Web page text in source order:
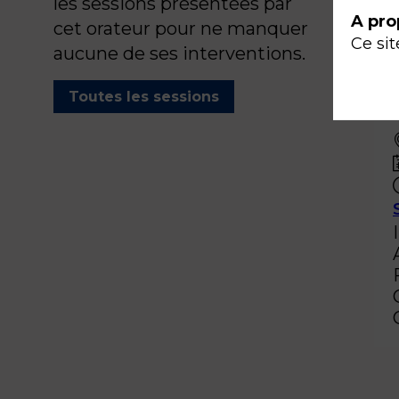
cet orateur pour ne manquer
aucune de ses interventions.
Toutes les sessions
A
Ce